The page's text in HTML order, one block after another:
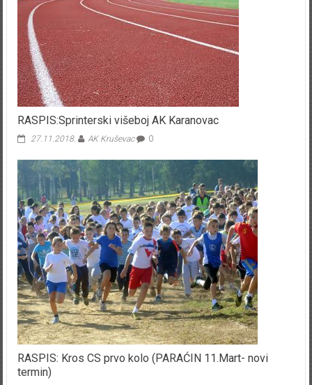
RASPIS:Sprinterski višeboj AK Karanovac
27.11.2018. AK Kruševac 0
RASPIS: Kros CS prvo kolo (PARAĆIN 11.Mart- novi
termin)